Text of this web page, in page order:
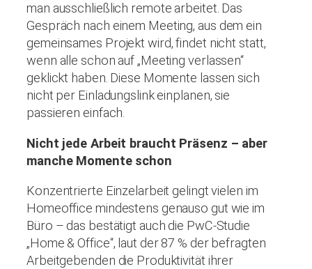
man ausschließlich remote arbeitet. Das
Gespräch nach einem Meeting, aus dem ein
gemeinsames Projekt wird, findet nicht statt,
wenn alle schon auf „Meeting verlassen“
geklickt haben. Diese Momente lassen sich
nicht per Einladungslink einplanen, sie
passieren einfach.
Nicht jede Arbeit braucht Präsenz – aber
manche Momente schon
Konzentrierte Einzelarbeit gelingt vielen im
Homeoffice mindestens genauso gut wie im
Büro – das bestätigt auch die PwC-Studie
„Home & Office“, laut der 87 % der befragten
Arbeitgebenden die Produktivität ihrer